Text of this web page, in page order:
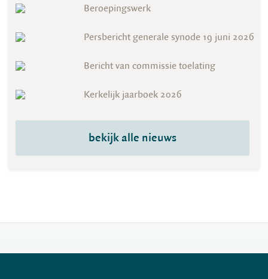
Beroepingswerk
Persbericht generale synode 19 juni 2026
Bericht van commissie toelating
Kerkelijk jaarboek 2026
bekijk alle nieuws